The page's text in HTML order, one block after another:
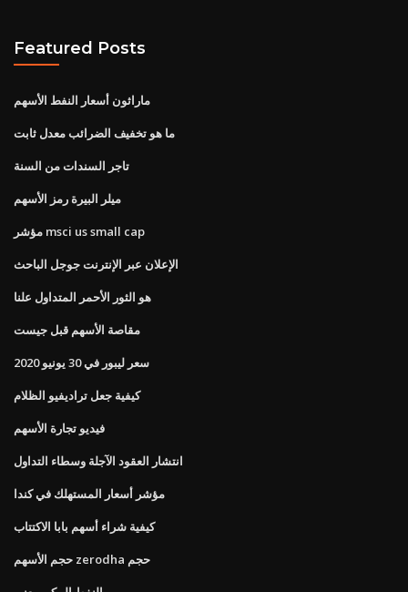
Featured Posts
ماراثون أسعار النفط الأسهم
ما هو تخفيف الضرائب معدل ثابت
تاجر السندات من السنة
ميلر البيرة رمز الأسهم
مؤشر msci us small cap
الإعلان عبر الإنترنت جوجل الباحث
هو الثور الأحمر المتداول علنا
مقاصة الأسهم قبل جيست
سعر ليبور في 30 يونيو 2020
كيفية جعل تراديفيو الظلام
فيديو تجارة الأسهم
انتشار العقود الآجلة وسطاء التداول
مؤشر أسعار المستهلك في كندا
كيفية شراء أسهم بابا الاكتتاب
حجم الأسهم zerodha حجم